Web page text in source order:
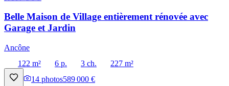
Belle Maison de Village entièrement rénovée avec
Garage et Jardin
Ancône
122 m²
6 p. 3 ch.
227 m²
14 photos589 000 €